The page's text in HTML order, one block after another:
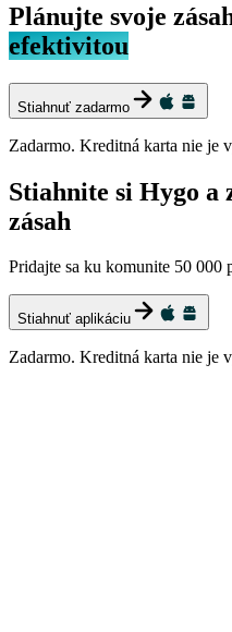
Plánujte svoje
efektivitou
Stiahnuť zadarmo
Zadarmo. Kreditná karta nie je
Stiahnite si Hygo a
zásah
Pridajte sa ku komunite 50 000
Stiahnuť aplikáciu
Zadarmo. Kreditná karta nie je